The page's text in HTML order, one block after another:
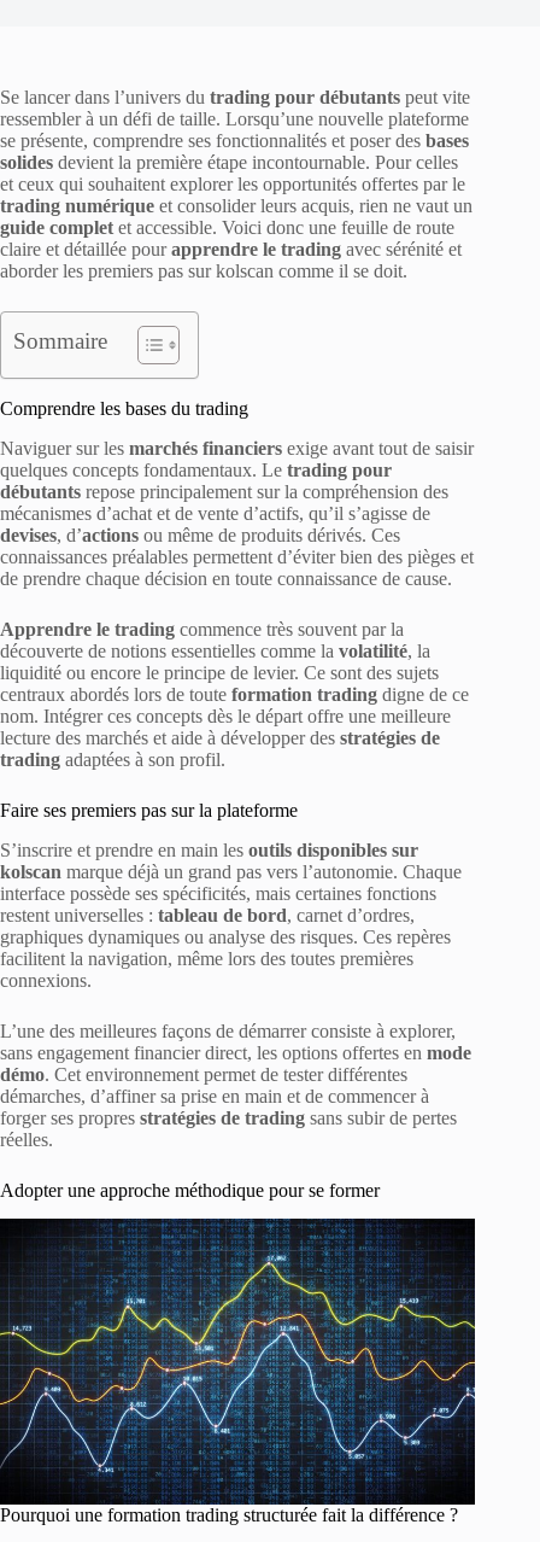
Se lancer dans l’univers du trading pour débutants peut vite
ressembler à un défi de taille. Lorsqu’une nouvelle plateforme
se présente, comprendre ses fonctionnalités et poser des bases
solides devient la première étape incontournable. Pour celles
et ceux qui souhaitent explorer les opportunités offertes par le
trading numérique et consolider leurs acquis, rien ne vaut un
guide complet et accessible. Voici donc une feuille de route
claire et détaillée pourapprendre le trading avec sérénité et
aborder les premiers pas sur kolscan comme il se doit.
Sommaire
Comprendre les bases du trading
Naviguer sur les marchés financiers exige avant tout de saisir
quelques concepts fondamentaux. Le trading pour
débutants repose principalement sur la compréhension des
mécanismes d’achat et de vente d’actifs, qu’il s’agisse de
devises, d’actions ou même de produits dérivés. Ces
connaissances préalables permettent d’éviter bien des pièges et
de prendre chaque décision en toute connaissance de cause.
Apprendre le trading commence très souvent par la
découverte de notions essentielles comme la volatilité, la
liquidité ou encore le principe de levier. Ce sont des sujets
centraux abordés lors de toute formation trading digne de ce
nom. Intégrer ces concepts dès le départ offre une meilleure
lecture des marchés et aide à développer des stratégies de
trading adaptées à son profil.
Faire ses premiers pas sur la plateforme
S’inscrire et prendre en main les outils disponibles sur
kolscan marque déjà un grand pas vers l’autonomie. Chaque
interface possède ses spécificités, mais certaines fonctions
restent universelles : tableau de bord, carnet d’ordres,
graphiques dynamiques ou analyse des risques. Ces repères
facilitent la navigation, même lors des toutes premières
connexions.
L’une des meilleures façons de démarrer consiste à explorer,
sans engagement financier direct, les options offertes en mode
démo. Cet environnement permet de tester différentes
démarches, d’affiner sa prise en main et de commencer à
forger ses propres stratégies de trading sans subir de pertes
réelles.
Adopter une approche méthodique pour se former
Pourquoi une formation trading structurée fait la différence ?